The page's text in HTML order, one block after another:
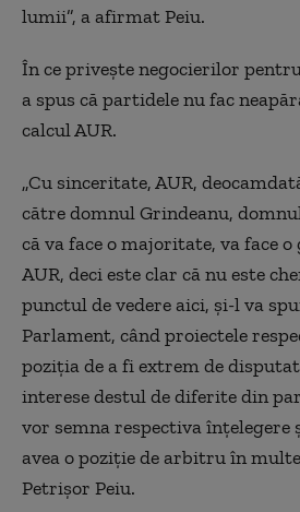
lumii”, a afirmat Peiu.
În ce privește negocierilor
a spus că partidele nu fac
calcul AUR.
„Cu sinceritate, AUR,
către domnul Grindeanu,
că va face o majoritate, va face
AUR, deci este clar că nu este
punctul de vedere aici, şi-l va
Parlament, când proiectele
poziţia de a fi extrem de
interese destul de diferite din
vor semna respectiva înţelegere
avea o poziţie de arbitru în
Petrişor Peiu.